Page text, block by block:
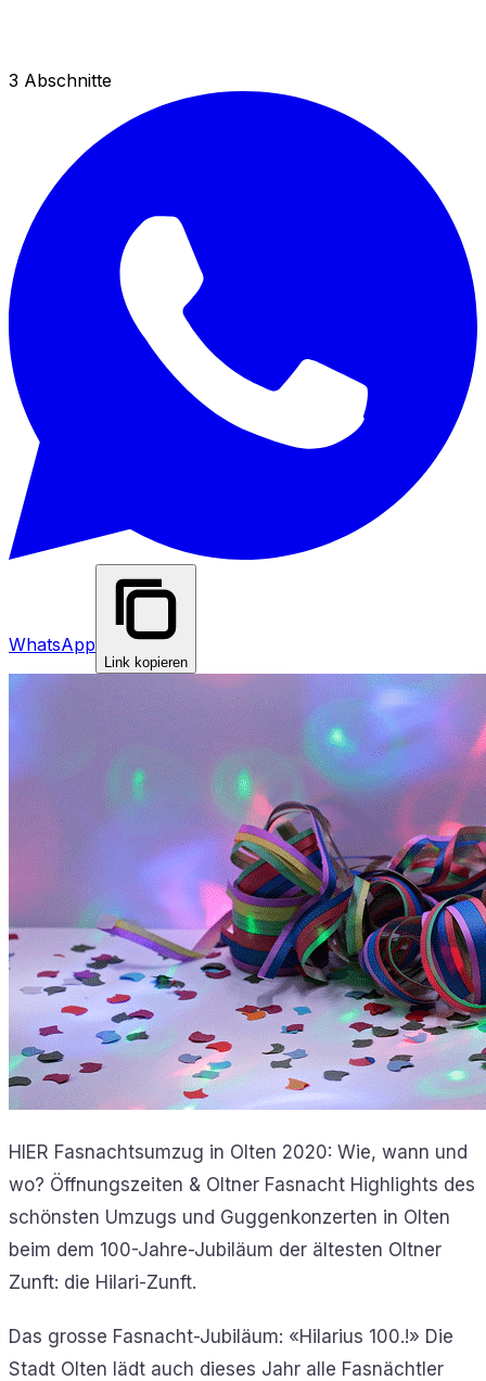
3 Abschnitte
WhatsApp
Link kopieren
HIER Fasnachtsumzug in Olten 2020: Wie, wann und
wo? Öffnungszeiten & Oltner Fasnacht Highlights des
schönsten Umzugs und Guggenkonzerten in Olten
beim dem 100-Jahre-Jubiläum der ältesten Oltner
Zunft: die Hilari-Zunft.
Das grosse Fasnacht-Jubiläum: «Hilarius 100.!» Die
Stadt Olten lädt auch dieses Jahr alle Fasnächtler